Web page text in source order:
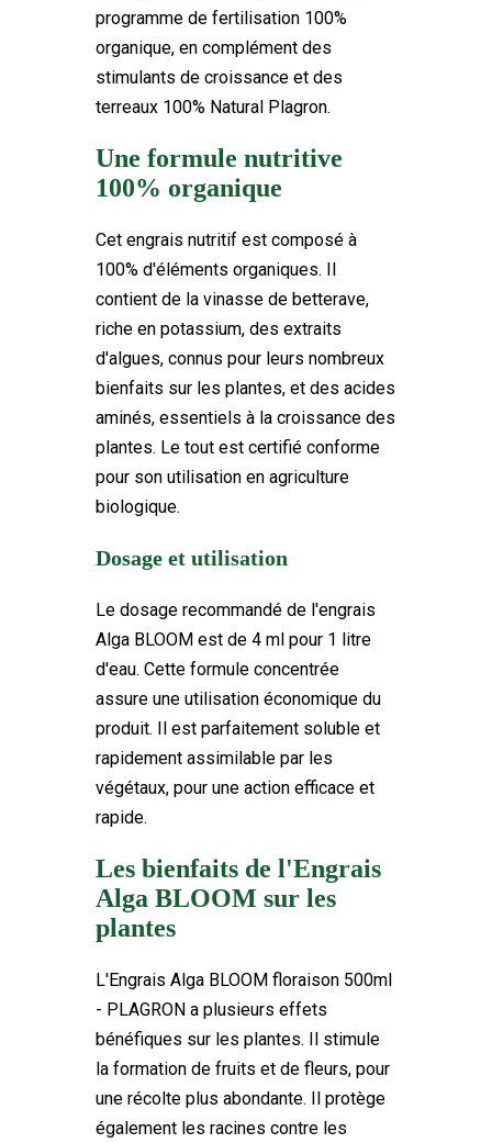
programme de fertilisation 100%
organique, en complément des
stimulants de croissance et des
terreaux 100% Natural Plagron.
Une formule nutritive
100% organique
Cet engrais nutritif est composé à
100% d'éléments organiques. Il
contient de la vinasse de betterave,
riche en potassium, des extraits
d'algues, connus pour leurs nombreux
bienfaits sur les plantes, et des acides
aminés, essentiels à la croissance des
plantes. Le tout est certifié conforme
pour son utilisation en agriculture
biologique.
Dosage et utilisation
Le dosage recommandé de l'engrais
Alga BLOOM est de 4 ml pour 1 litre
d'eau. Cette formule concentrée
assure une utilisation économique du
produit. Il est parfaitement soluble et
rapidement assimilable par les
végétaux, pour une action efficace et
rapide.
Les bienfaits de l'Engrais
Alga BLOOM sur les
plantes
L'Engrais Alga BLOOM floraison 500ml
- PLAGRON a plusieurs effets
bénéfiques sur les plantes. Il stimule
la formation de fruits et de fleurs, pour
une récolte plus abondante. Il protège
également les racines contre les